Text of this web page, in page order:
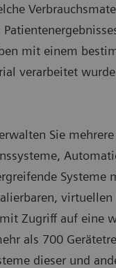
mit einem
verarbeitet
Sie
Systeme
virtuellen
Zugriff auf eine
als 700
dieser und